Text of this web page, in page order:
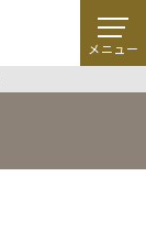
メニュー